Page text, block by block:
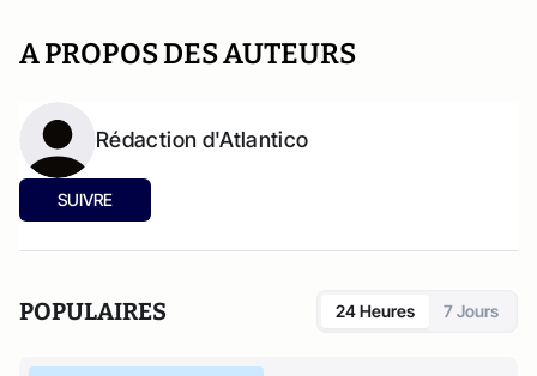
A PROPOS DES AUTEURS
Rédaction d'Atlantico
SUIVRE
POPULAIRES 24 Heures 7 Jours